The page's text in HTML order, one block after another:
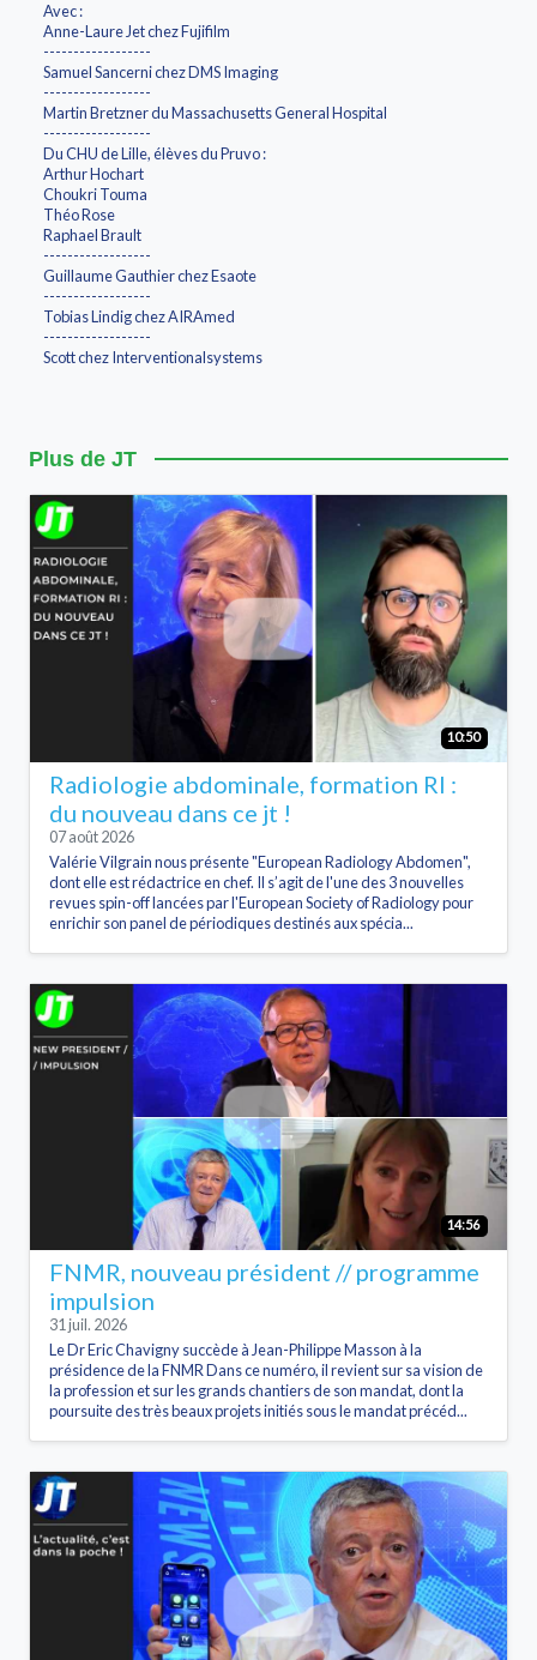
Avec :
Anne-Laure Jet chez Fujifilm
------------------
Samuel Sancerni chez DMS Imaging
------------------
Martin Bretzner du Massachusetts General Hospital
------------------
Du CHU de Lille, élèves du Pruvo :
Arthur Hochart
Choukri Touma
Théo Rose
Raphael Brault
------------------
Guillaume Gauthier chez Esaote
------------------
Tobias Lindig chez AIRAmed
------------------
Scott chez Interventionalsystems
Plus de JT
10:50
Radiologie abdominale, formation RI :
du nouveau dans ce jt !
07 août 2026
Valérie Vilgrain nous présente "European Radiology Abdomen",
dont elle est rédactrice en chef. Il s’agit de l'une des 3 nouvelles
revues spin-off lancées par l'European Society of Radiology pour
enrichir son panel de périodiques destinés aux spécia...
14:56
FNMR, nouveau président // programme
impulsion
31 juil. 2026
Le Dr Eric Chavigny succède à Jean-Philippe Masson à la
présidence de la FNMR Dans ce numéro, il revient sur sa vision de
la profession et sur les grands chantiers de son mandat, dont la
poursuite des très beaux projets initiés sous le mandat précéd...